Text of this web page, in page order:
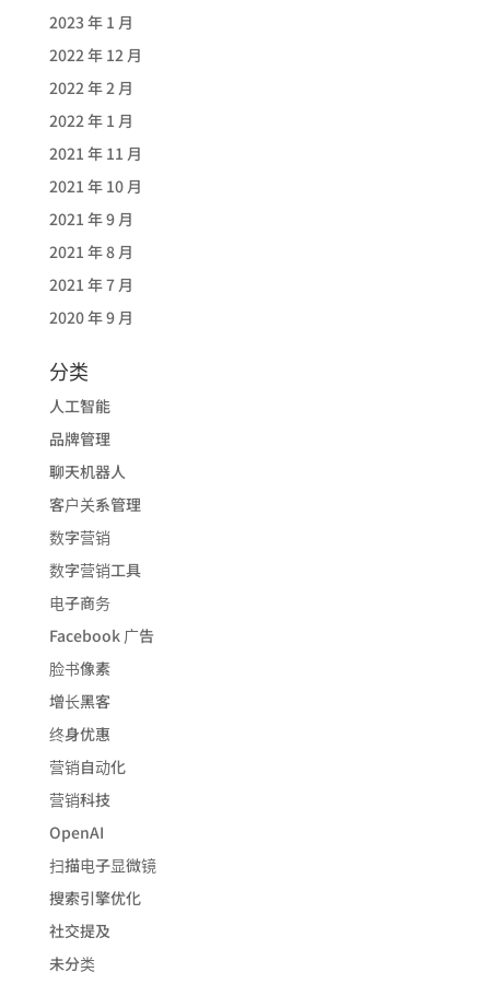
2023 年 1 月
2022 年 12 月
2022 年 2 月
2022 年 1 月
2021 年 11 月
2021 年 10 月
2021 年 9 月
2021 年 8 月
2021 年 7 月
2020 年 9 月
分类
人工智能
品牌管理
聊天机器人
客户关系管理
数字营销
数字营销工具
电子商务
Facebook 广告
脸书像素
增长黑客
终身优惠
营销自动化
营销科技
OpenAI
扫描电子显微镜
搜索引擎优化
社交提及
未分类